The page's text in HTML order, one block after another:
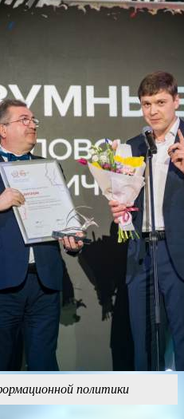
политики